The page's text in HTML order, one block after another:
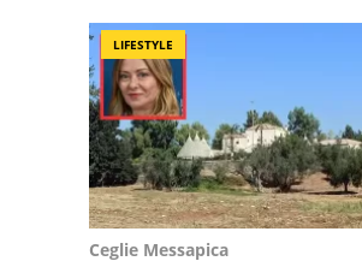
LIFESTYLE
Ceglie Messapica